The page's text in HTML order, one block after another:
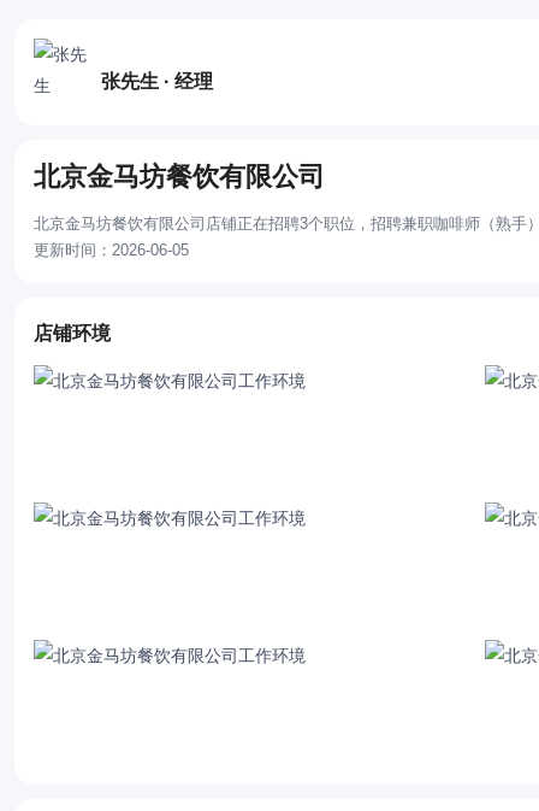
张先生 · 经理
北京金马坊餐饮有限公司
北京金马坊餐饮有限公司店铺正在招聘3个职位，招聘兼职咖啡师（熟
更新时间：2026-06-05
店铺环境